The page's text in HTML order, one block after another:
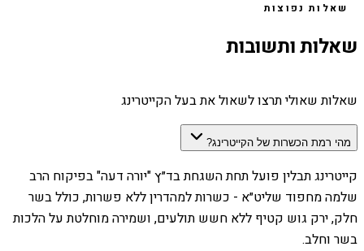
שאלות נפוצות
שאלות ותשובות
שאלות שאולי תרצו לשאול את בעל הקייטרינג
מהי רמת הכשרות של הקייטרינג?
קייטרינג תבלין פועל תחת השגחת בד״ץ "יורה דעה" בפיקוח הרב
שלמה מחפוד שליט״א - כשרות למהדרין ללא פשרות, כולל בשר
חלק, ירק גוש קטיף ללא חשש תולעים, ושמירה מוחלטת על הלכות
בשר וחלב.